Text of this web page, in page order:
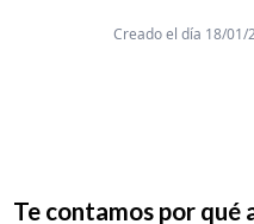
Creado el día 18/01/
Te contamos por qué